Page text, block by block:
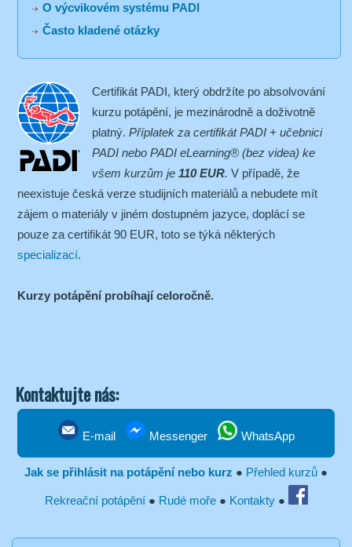
O výcvikovém systému PADI
Často kladené otázky
Certifikát PADI, který obdržíte po absolvování
kurzu potápění, je mezinárodně a doživotně
platný. Příplatek za certifikát PADI + učebnici
PADI nebo PADI eLearning® (bez videa) ke
všem kurzům je 110 EUR. V případě, že
neexistuje česká verze studijních materiálů a nebudete mít
zájem o materiály v jiném dostupném jazyce, doplácí se
pouze za certifikát 90 EUR, toto se týká některých
specializací.
Kurzy potápění probíhají celoročně.
Kontaktujte nás:
E-mail Messenger WhatsApp
Jak se přihlásit na potápění nebo kurz ● Přehled kurzů ●
Rekreační potápění● Rudé moře● Kontakty●